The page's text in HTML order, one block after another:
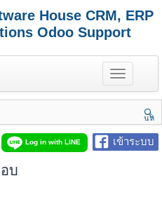
House CRM, ERP
Odoo Support
T
o
g
e
n
a
นห
า
เข้าระบบ
Log in with LINE
บ